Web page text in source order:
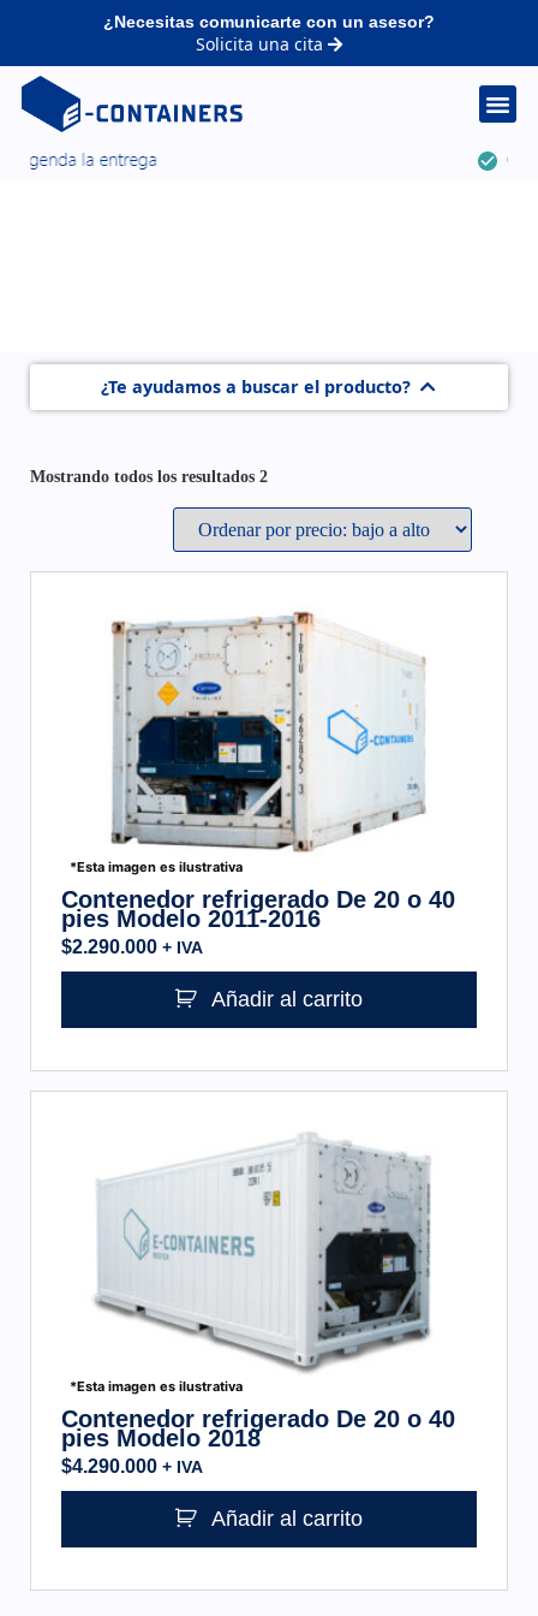
¿Necesitas comunicarte con un asesor?
Solicita una cita
¿Te ayudamos a buscar el producto?
Mostrando todos los resultados 2
*Esta imagen es ilustrativa
Contenedor refrigerado De 20 o 40
pies Modelo 2011-2016
$2.290.000 + IVA
Añadir al carrito
*Esta imagen es ilustrativa
Contenedor refrigerado De 20 o 40
pies Modelo 2018
$4.290.000 + IVA
Añadir al carrito